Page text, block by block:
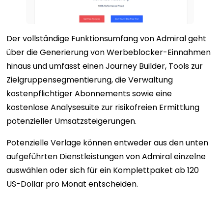
Der vollständige Funktionsumfang von Admiral geht
über die Generierung von Werbeblocker-Einnahmen
hinaus und umfasst einen Journey Builder, Tools zur
Zielgruppensegmentierung, die Verwaltung
kostenpflichtiger Abonnements sowie eine
kostenlose Analysesuite zur risikofreien Ermittlung
potenzieller Umsatzsteigerungen.
Potenzielle Verlage können entweder aus den unten
aufgeführten Dienstleistungen von Admiral einzelne
auswählen oder sich für ein Komplettpaket ab 120
US-Dollar pro Monat entscheiden.